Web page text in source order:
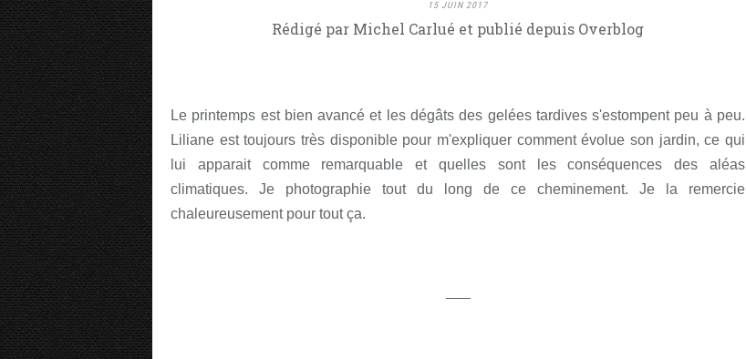
15 JUIN 2017
Rédigé par Michel Carlué et publié depuis Overblog
Le printemps est bien avancé et les dégâts des gelées tardives s'estompent peu à peu.
Liliane est toujours très disponible pour m'expliquer comment évolue son jardin, ce qui
lui apparait comme remarquable et quelles sont les conséquences des aléas
climatiques. Je photographie tout du long de ce cheminement. Je la remercie
chaleureusement pour tout ça.